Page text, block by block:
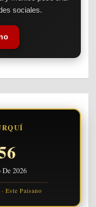
sociales.
De 2026
Este Paisano